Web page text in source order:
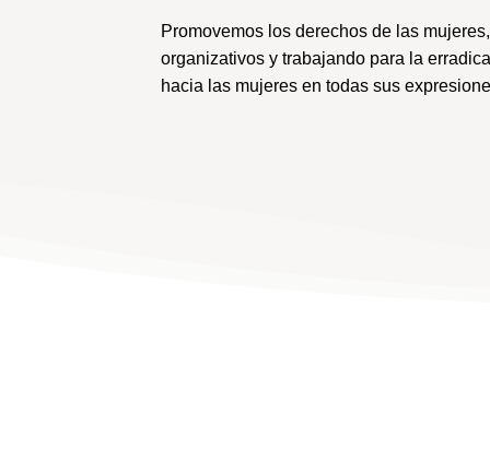
Promovemos los derechos de las
organizativos y trabajando para la
hacia las mujeres en todas sus